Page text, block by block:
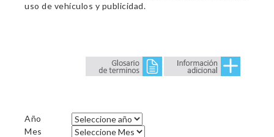
uso de vehículos y publicidad.
Año
Mes